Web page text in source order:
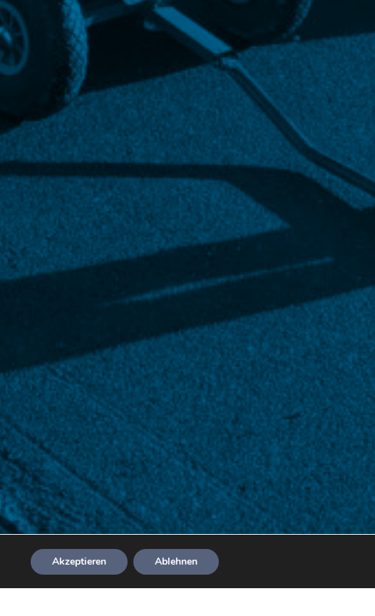
Akzeptieren Ablehnen